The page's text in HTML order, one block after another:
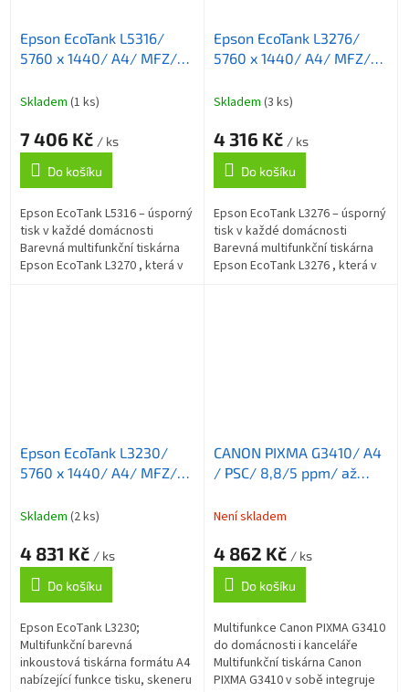
Epson EcoTank L5316/
5760 x 1440/ A4/ MFZ/
Wi-Fi/ USB/ 5 let záruka
Skladem (1 ks)
7 406 Kč / ks
Do košíku
Epson EcoTank L5316 – úsporný
tisk v každé domácnosti
Barevná multifunkční tiskárna
Epson EcoTank L3270 , která v
Epson EcoTank L3276/
5760 x 1440/ A4/ MFZ/
5 let záruka po registraci
Skladem (3 ks)
4 316 Kč / ks
Do košíku
Epson EcoTank L3276 – úsporný
tisk v každé domácnosti
Barevná multifunkční tiskárna
Epson EcoTank L3276 , která v
Epson EcoTank L3230/
5760 x 1440/ A4/ MFZ/
záruka po registraci
Skladem (2 ks)
4 831 Kč / ks
Do košíku
Epson EcoTank L3230;
Multifunkční barevná
inkoustová tiskárna formátu A4
nabízející funkce tisku, skeneru
CANON PIXMA G3410/ A4
/ PSC/ 8,8/5 ppm/ až
CISS/ USB/ černá
Není skladem
4 862 Kč / ks
Do košíku
Multifunkce Canon PIXMA G3410
do domácnosti i kanceláře
Multifunkční tiskárna Canon
PIXMA G3410 v sobě integruje